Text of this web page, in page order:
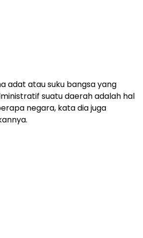
adat atau suku bangsa yang
suatu daerah adalah hal
negara, kata dia juga